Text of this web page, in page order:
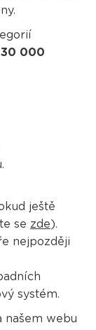
30 000
ještě
se zde).
nejpozději
systém.
našem webu